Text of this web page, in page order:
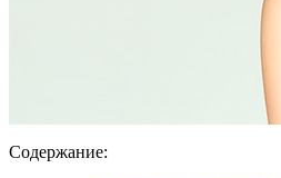
Содержание: